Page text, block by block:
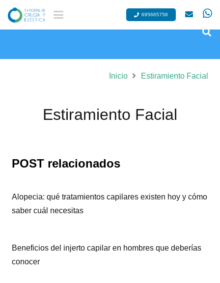
695665758
Inicio Estiramiento Facial
Estiramiento Facial
POST relacionados
Alopecia: qué tratamientos capilares existen hoy y cómo
saber cuál necesitas
Beneficios del injerto capilar en hombres que deberías
conocer